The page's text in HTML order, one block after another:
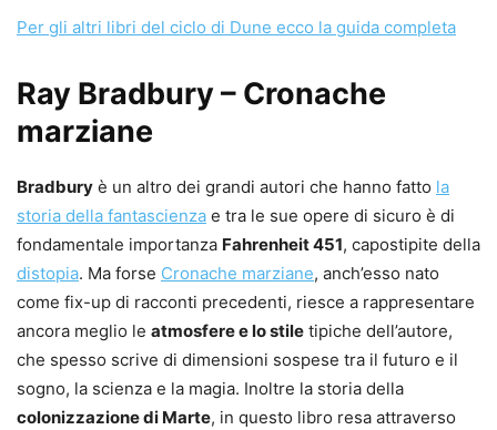
Per gli altri libri del ciclo di Dune ecco la guida completa
Ray Bradbury – Cronache
marziane
Bradbury è un altro dei grandi autori che hanno fatto la
storia della fantascienza e tra le sue opere di sicuro è di
fondamentale importanza Fahrenheit 451, capostipite della
distopia. Ma forse Cronache marziane, anch’esso nato
come fix-up di racconti precedenti, riesce a rappresentare
ancora meglio le atmosfere e lo stile tipiche dell’autore,
che spesso scrive di dimensioni sospese tra il futuro e il
sogno, la scienza e la magia. Inoltre la storia della
colonizzazione di Marte, in questo libro resa attraverso